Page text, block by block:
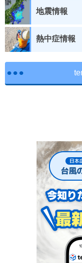
地震情報
熱中症情報